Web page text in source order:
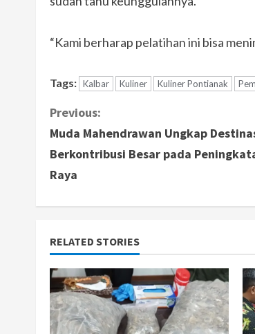
“Kami berharap pelatihan ini bisa
Tags: Kalbar Kuliner Kuliner Pontianak
C
o
n
t
i
n
u
e
Previous:
Muda Mahendrawan Ungkap
Berkontribusi Besar pada
Raya
RELATED STORIES